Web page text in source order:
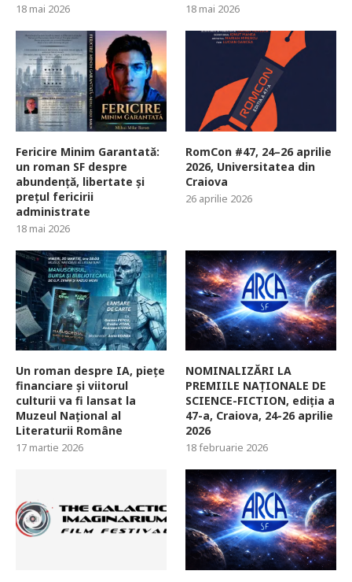
18 mai 2026 18 mai 2026
Fericire Minim Garantată:
un roman SF despre
abundență, libertate și
prețul fericirii
administrate
18 mai 2026
RomCon #47, 24–26 aprilie
2026, Universitatea din
Craiova
26 aprilie 2026
Un roman despre IA, piețe
financiare și viitorul
culturii va fi lansat la
Muzeul Național al
Literaturii Române
17 martie 2026
NOMINALIZĂRI LA
PREMIILE NAȚIONALE DE
SCIENCE-FICTION, ediția a
47-a, Craiova, 24-26 aprilie
2026
18 februarie 2026